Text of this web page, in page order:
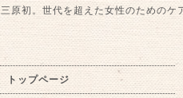
三原初。世代を超えた女性のためのケ
トップページ